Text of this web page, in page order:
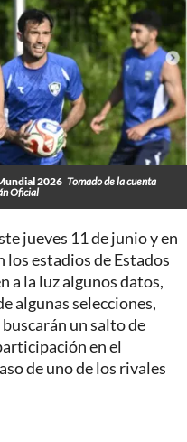
2026 Tomado de la cuenta
Oficial
jueves 11 de junio y en
los estadios de Estados
a la luz algunos datos,
algunas selecciones,
un salto de
en el
de uno de los rivales